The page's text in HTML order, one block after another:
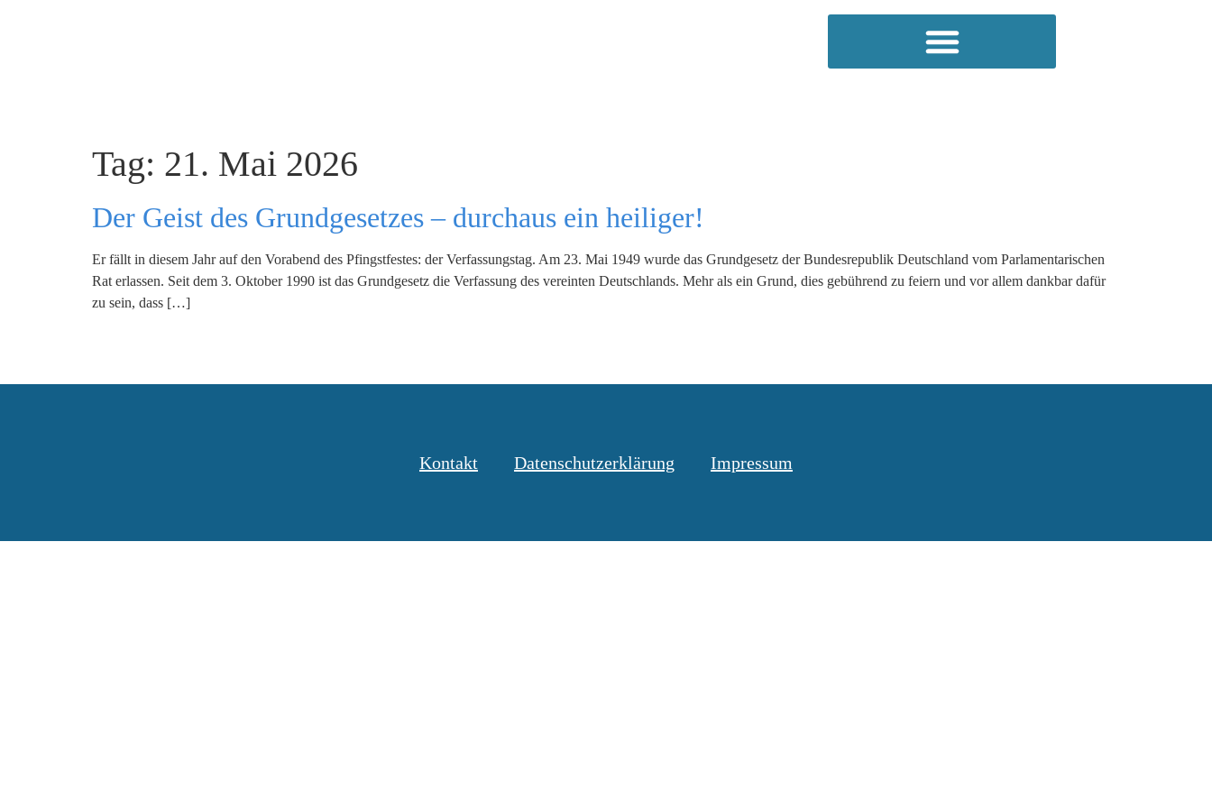
Tag: 21. Mai 2026
Der Geist des Grundgesetzes – durchaus ein heiliger!
Er fällt in diesem Jahr auf den Vorabend des Pfingstfestes: der Verfassungstag. Am 23. Mai 1949 wurde das Grundgesetz der Bundesrepublik Deutschland vom Parlamentarischen
Rat erlassen. Seit dem 3. Oktober 1990 ist das Grundgesetz die Verfassung des vereinten Deutschlands. Mehr als ein Grund, dies gebührend zu feiern und vor allem dankbar dafür
zu sein, dass […]
Kontakt Datenschutzerklärung Impressum